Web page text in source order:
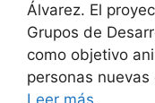
Álvarez. El
Grupos de
como objetivo
personas